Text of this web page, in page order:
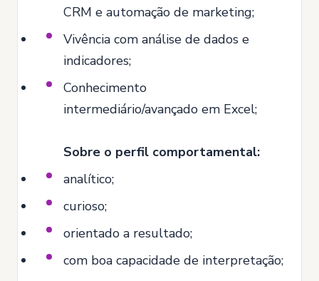
CRM e automação de marketing;
Vivência com análise de dados e
indicadores;
Conhecimento
intermediário/avançado em Excel;
Sobre o perfil comportamental:
analítico;
curioso;
orientado a resultado;
com boa capacidade de interpretação;